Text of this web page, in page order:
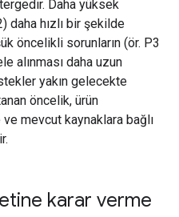
Daha yüksek
daha hızlı bir şekilde
öncelikli sorunların (ör. P3
alınması daha uzun
yakın gelecekte
öncelik, ürün
mevcut kaynaklara bağlı
karar verme